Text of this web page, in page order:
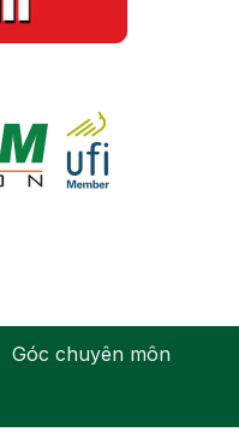
Góc chuyên môn